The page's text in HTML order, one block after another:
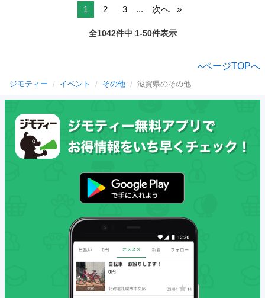
1 2 3 ... 次へ
全1042件中 1-50件表示
ページTOPへ
ジモティー イベント その他 滋賀県のその他